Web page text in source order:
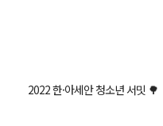
2022 한·아세안 청소년 서밋 🌳